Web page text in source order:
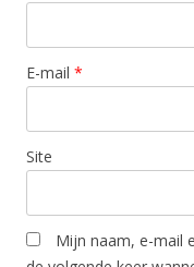
E-mail *
Site
Mijn naam, e-mail